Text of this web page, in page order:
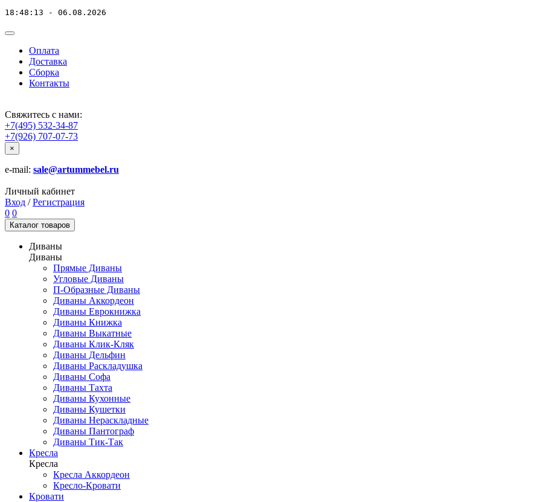
18:48:13 - 06.08.2026
Оплата
Доставка
Сборка
Контакты
Свяжитесь с нами:
+7(495) 532-34-87
+7(926) 707-07-73
×
e-mail: sale@artummebel.ru
Личный кабинет
Вход / Регистрация
0 0
Каталог товаров
Диваны
Диваны
Прямые Диваны
Угловые Диваны
П-Образные Диваны
Диваны Аккордеон
Диваны Еврокнижка
Диваны Книжка
Диваны Выкатные
Диваны Клик-Кляк
Диваны Дельфин
Диваны Раскладушка
Диваны Софа
Диваны Тахта
Диваны Кухонные
Диваны Кушетки
Диваны Нераскладные
Диваны Пантограф
Диваны Тик-Так
Кресла
Кресла
Кресла Аккордеон
Кресло-Кровати
Кровати